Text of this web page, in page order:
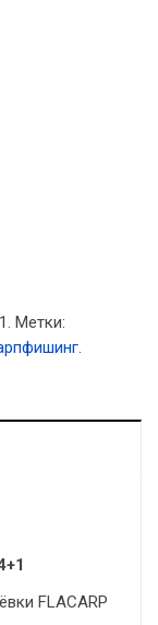
. Метки:
.
FLACARP